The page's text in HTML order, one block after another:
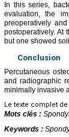
In this series,
evaluation, the
preoperatively
postoperatively. At
but one showed
Conclusion
Percutaneous
and radiographic
minimally invasive
Le texte complet
Mots clés :
Keywords :